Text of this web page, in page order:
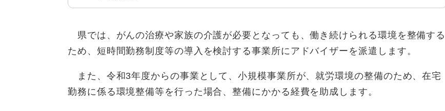
県では、がんの治療や家族の介護が必要となっても、働き続けられる環境を整備する
ため、短時間勤務制度等の導入を検討する事業所にアドバイザーを派遣します。
また、令和3年度からの事業として、小規模事業所が、就労環境の整備のため、在宅
勤務に係る環境整備等を行った場合、整備にかかる経費を助成します。